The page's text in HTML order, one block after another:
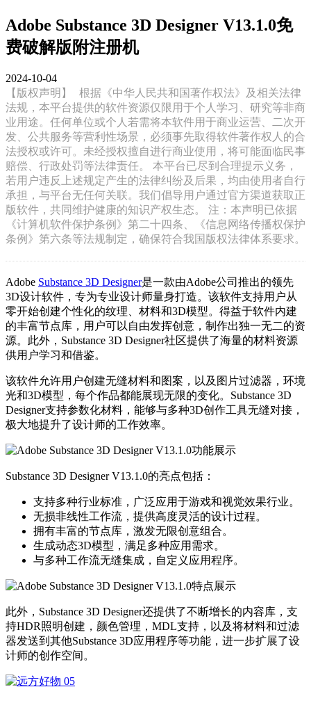
Adobe Substance 3D Designer V13.1.0免
费破解版附注册机
2024-10-04
【版权声明】
根据《中华人民共和国著作权法》及相关法律
法规，本平台提供的软件资源仅限用于个人学习、研究等非商
业用途。任何单位或个人若需将本软件用于商业运营、二次开
发、公共服务等营利性场景，必须事先取得软件著作权人的合
法授权或许可。未经授权擅自进行商业使用，将可能面临民事
赔偿、行政处罚等法律责任。 本平台已尽到合理提示义务，
若用户违反上述规定产生的法律纠纷及后果，均由使用者自行
承担，与平台无任何关联。我们倡导用户通过官方渠道获取正
版软件，共同维护健康的知识产权生态。 注：本声明已依据
《计算机软件保护条例》第二十四条、《信息网络传播权保护
条例》第六条等法规制定，确保符合我国版权法律体系要求。
Adobe Substance 3D Designer是一款由Adobe公司推出的领先
3D设计软件，专为专业设计师量身打造。该软件支持用户从
零开始创建个性化的纹理、材料和3D模型。得益于软件内建
的丰富节点库，用户可以自由发挥创意，制作出独一无二的资
源。此外，Substance 3D Designer社区提供了海量的材料资源
供用户学习和借鉴。
该软件允许用户创建无缝材料和图案，以及图片过滤器，环境
光和3D模型，每个作品都能展现无限的变化。Substance 3D
Designer支持参数化材料，能够与多种3D创作工具无缝对接，
极大地提升了设计师的工作效率。
Substance 3D Designer V13.1.0的亮点包括：
支持多种行业标准，广泛应用于游戏和视觉效果行业。
无损非线性工作流，提供高度灵活的设计过程。
拥有丰富的节点库，激发无限创意组合。
生成动态3D模型，满足多种应用需求。
与多种工作流无缝集成，自定义应用程序。
此外，Substance 3D Designer还提供了不断增长的内容库，支
持HDR照明创建，颜色管理，MDL支持，以及将材料和过滤
器发送到其他Substance 3D应用程序等功能，进一步扩展了设
计师的创作空间。